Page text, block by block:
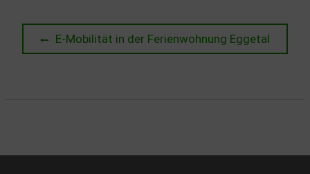
Beitragsnavigation
Previous
post:
E-Mobilität in der Ferienwohnung Eggetal